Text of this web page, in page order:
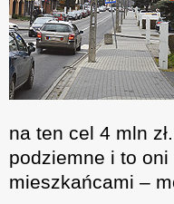
na ten cel 4 mln
podziemne i to
mieszkańcami –